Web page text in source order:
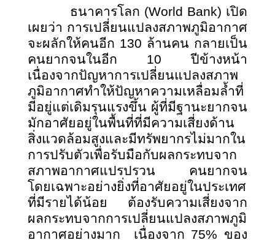
ธนาคารโลก (World Bank) เปิด
เผยว่า การเปลี่ยนแปลงสภาพภูมิอากาศ
จะผลักให้คนอีก 130 ล้านคน กลายเป็น
คนยากจนในอีก 10 ปีข้างหน้า
เนื่องจากปัญหาการเปลี่ยนแปลงสภาพ
ภูมิอากาศทำให้ปัญหาความเหลื่อมล้ำที่
มีอยู่แต่เดิมรุนแรงขึ้น ผู้ที่มีฐานะยากจน
มักอาศัยอยู่ในพื้นที่ที่มีความเสี่ยงด้าน
สิ่งแวดล้อมสูงและมีทรัพยากรไม่มากใน
การปรับตัวเพื่อรับมือกับผลกระทบจาก
สภาพอากาศแปรปรวน คนยากจน
โดยเฉพาะอย่างยิ่งที่อาศัยอยู่ในประเทศ
ที่มีรายได้น้อย ต้องรับความเสี่ยงจาก
ผลกระทบจากการเปลี่ยนแปลงสภาพภูมิ
อากาศอย่างมาก เนื่องจาก 75% ของ